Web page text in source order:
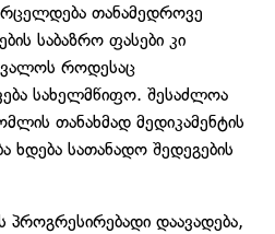
თანამედროვე
საბაზრო ფასები კი
როდესაც
სახელმწიფო. შესაძლოა
თანახმად მედიკამენტის
ხდება სათანადო შედეგების
პროგრესირებადი დაავადება,